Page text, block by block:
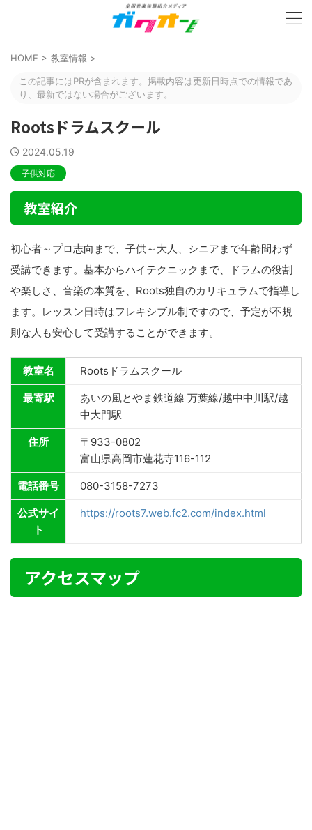
HOME > 教室情報 >
この記事にはPRが含まれます。掲載内容は更新日時点での情報であ
り、最新ではない場合がございます。
Rootsドラムスクール
2024.05.19
子供対応
教室紹介
初心者～プロ志向まで、子供～大人、シニアまで年齢問わず
受講できます。基本からハイテクニックまで、ドラムの役割
や楽しさ、音楽の本質を、Roots独自のカリキュラムで指導し
ます。レッスン日時はフレキシブル制ですので、予定が不規
則な人も安心して受講することができます。
教室名 Rootsドラムスクール
最寄駅
あいの風とやま鉄道線 万葉線/越中中川駅/越
中大門駅
住所
〒933-0802
富山県高岡市蓮花寺116-112
電話番号 080-3158-7273
公式サイ
ト
https://roots7.web.fc2.com/index.html
アクセスマップ